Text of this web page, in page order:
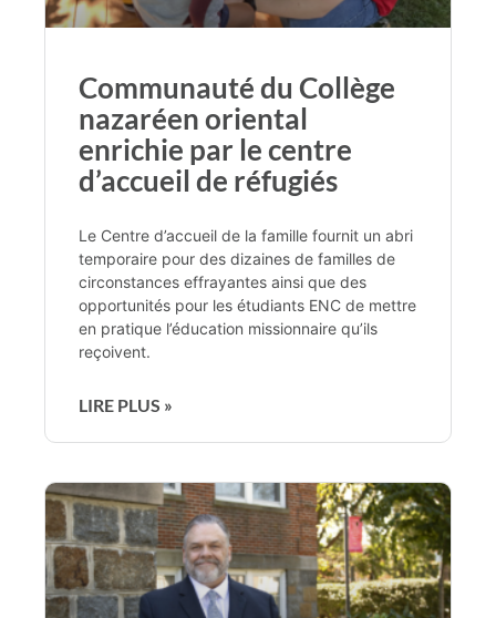
Communauté du Collège
nazaréen oriental
enrichie par le centre
d’accueil de réfugiés
Le Centre d’accueil de la famille fournit un abri
temporaire pour des dizaines de familles de
circonstances effrayantes ainsi que des
opportunités pour les étudiants ENC de mettre
en pratique l’éducation missionnaire qu’ils
reçoivent.
LIRE PLUS »